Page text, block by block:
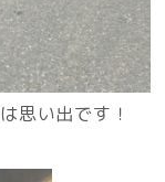
思い出です！